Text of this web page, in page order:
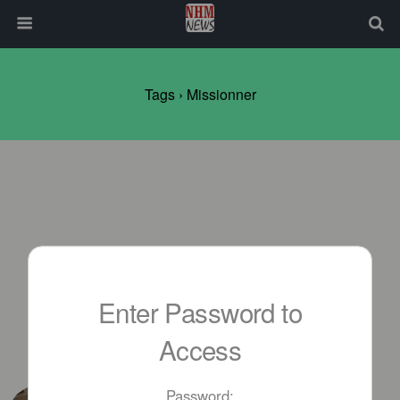
Tags › Missionner
Enter Password to
Access
Password: